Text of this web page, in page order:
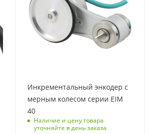
Инкрементальный энкодер с
мерным колесом серии EIM
40
Наличие и цену товара
уточняйте в день заказа